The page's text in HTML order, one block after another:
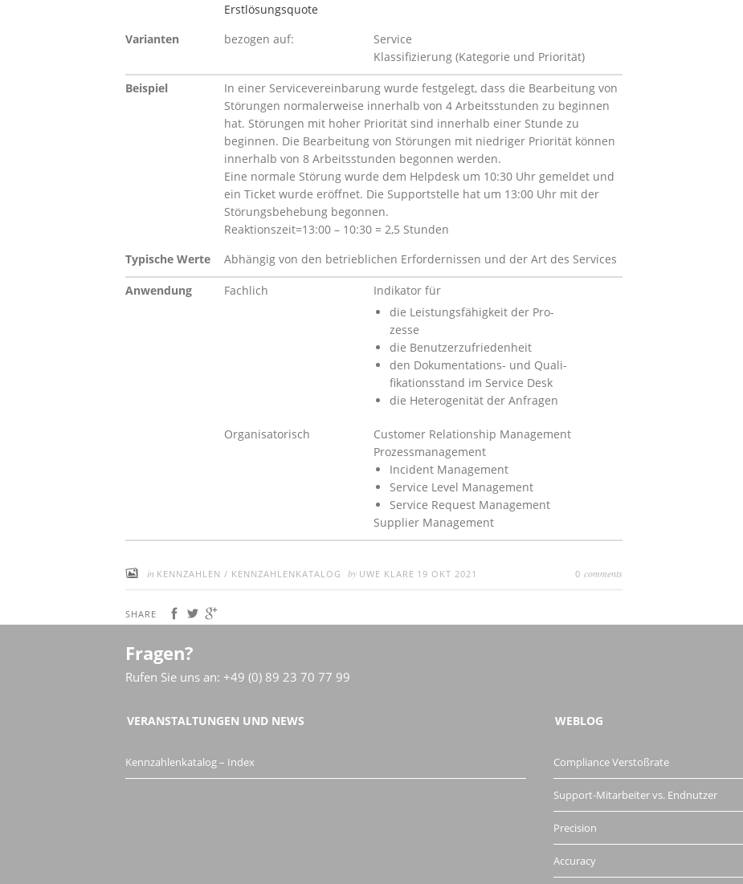
Erstlösungsquote
Varianten
bezogen auf:
Service
Klassifizierung (Kategorie und Prio­rität)
Beispiel
In einer Servicevereinbarung wurde festgelegt, dass die Bearbeitung von
Störungen normalerweise innerhalb von 4 Arbeitsstunden zu beginnen
hat. Störungen mit hoher Priorität sind innerhalb einer Stunde zu
beginnen. Die Bearbeitung von Störungen mit niedriger Priorität können
innerhalb von 8 Arbeitsstunden begonnen werden.
Eine normale Störung wurde dem Helpdesk um 10:30 Uhr gemeldet und
ein Ticket wurde eröffnet. Die Supportstelle hat um 13:00 Uhr mit der
Störungsbehebung begonnen.
Reaktionszeit=13:00 – 10:30 = 2,5 Stunden
Typische Werte
Abhängig von den betrieblichen Erfordernissen und der Art des Services
Anwendung Fachlich
Indikator für
die Leistungsfähigkeit der Pro­
zesse
die Benutzerzufriedenheit
den Dokumentations- und Quali­
fikationsstand im Service Desk
die Heterogenität der Anfragen
Organisatorisch
Customer Relationship Management
Prozessmanagement
Incident Management
Service Level Management
Service Request Management
Supplier Management
in KENNZAHLEN / KENNZAHLENKATALOG by UWE KLARE 19 OKT 2021 0comments
SHARE
Fragen?
Rufen Sie uns an: +49 (0) 89 23 70 77 99
VERANSTALTUNGEN UND NEWS
Kennzahlenkatalog – Index
WEBLOG
Compliance Verstoßrate
Support-Mitarbeiter vs. Endnutzer
Precision
Accuracy